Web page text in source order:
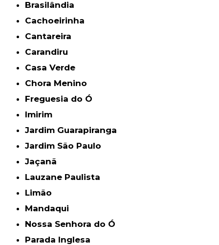
Brasilândia
Cachoeirinha
Cantareira
Carandiru
Casa Verde
Chora Menino
Freguesia do Ó
Imirim
Jardim Guarapiranga
Jardim São Paulo
Jaçanã
Lauzane Paulista
Limão
Mandaqui
Nossa Senhora do Ó
Parada Inglesa